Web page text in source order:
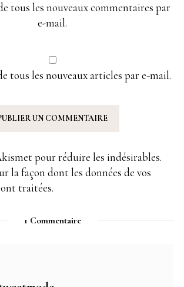
tous les nouveaux commentaires par
e-mail.
tous les nouveaux articles par e-mail.
pour réduire les indésirables.
la façon dont les données de vos
traitées.
1 Commentaire